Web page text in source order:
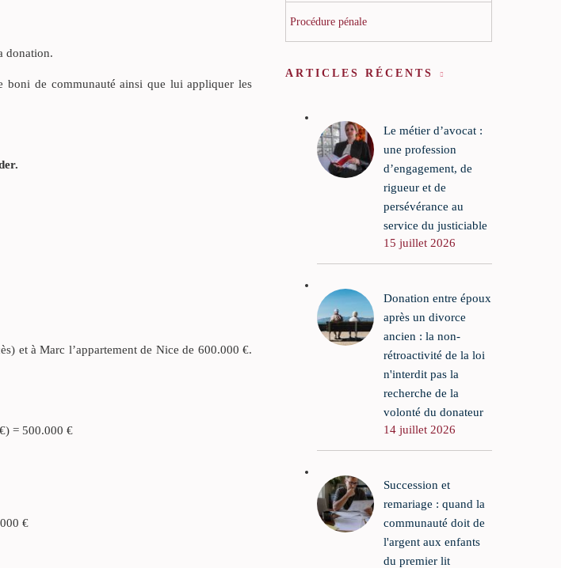
donation.
boni de communauté ainsi que lui appliquer les
et à Marc l’appartement de Nice de 600.000 €.
= 500.000 €
€
Procédure pénale
ARTICLES RÉCENTS
Le métier d’avocat :
une profession
d’engagement, de
rigueur et de
persévérance au
service du justiciable
15 juillet 2026
Donation entre époux
après un divorce
ancien : la non-
rétroactivité de la loi
n'interdit pas la
recherche de la
volonté du donateur
14 juillet 2026
Succession et
remariage : quand la
communauté doit de
l'argent aux enfants
du premier lit